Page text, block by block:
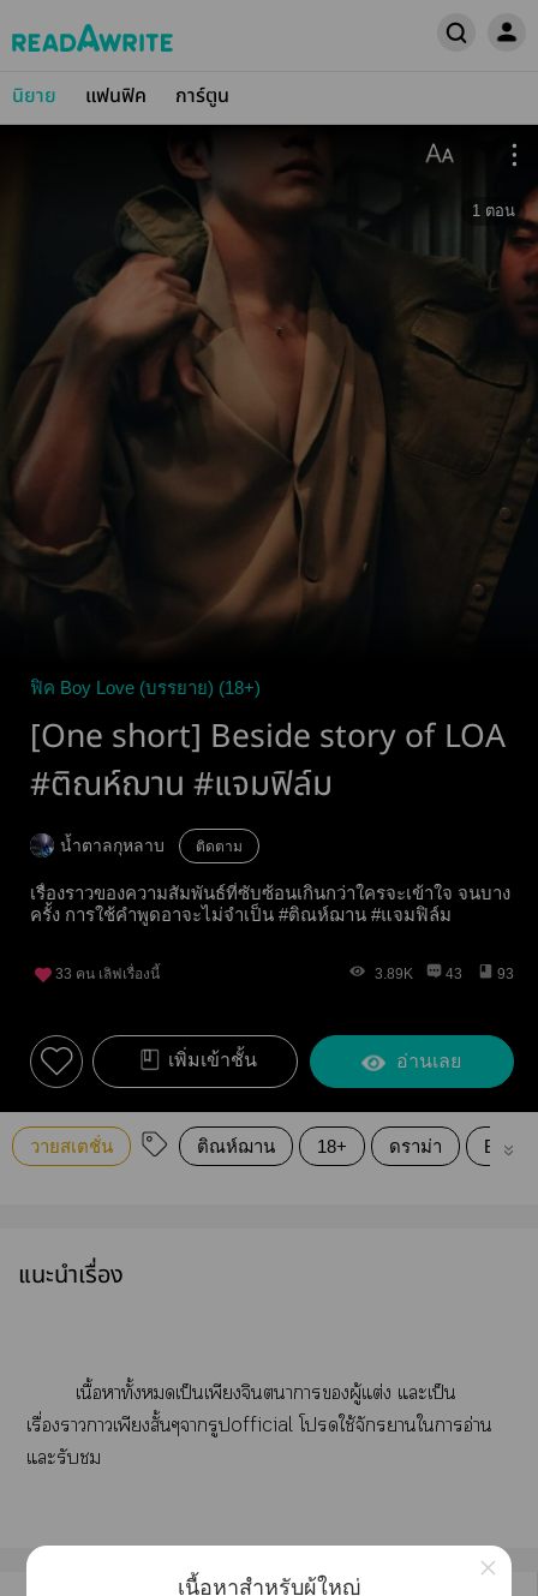
นิยาย แฟนฟิค การ์ตูน
1 ตอน
ฟิค Boy Love (บรรยาย) (18+)
[One short] Beside story of LOA
#ติณห์ฌาน #แจมฟิล์ม
น้ำตาลกุหลาบ ติดตาม
เรื่องราวของความสัมพันธ์ที่ซับซ้อนเกินกว่าใครจะเข้าใจ จนบาง
ครั้ง การใช้คำพูดอาจะไม่จำเป็น #ติณห์ฌาน #แจมฟิล์ม
33 คน เลิฟเรื่องนี้ 3.89K 43 93
เพิ่มเข้าชั้น อ่านเลย
วายสเตชั่น ติณห์ฌาน 18+ ดราม่า
แนะนำเรื่อง
เนื้อาทั้งเป็นเพียงจินตนาการผู้แต่ง แะเป็น
เรื่องาาเพียงสั้นๆารูปofficial โใช้จักราใาอ่าน
แะรับ
เนื้อหาสำหรับผู้ใหญ่
×